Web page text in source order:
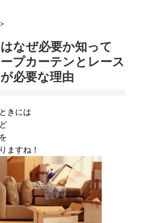
>
なぜ必要か知って
プカーテンとレース
必要な理由
きには
ますね！